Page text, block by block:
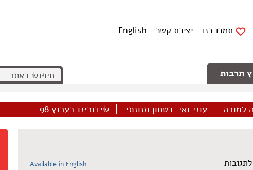
תמכו בנו יצירת קשר English
תרבות
למורה עוני ואי-בטחון תזונתי שידורינו בערוץ 98
על
Available in English